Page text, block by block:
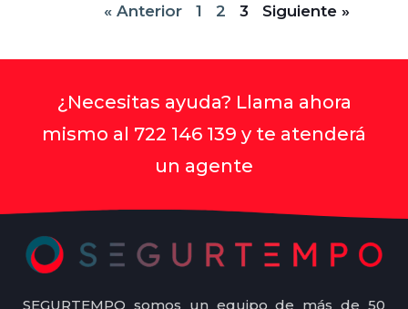
« Anterior 1 2 3 Siguiente »
¿Necesitas ayuda? Llama ahora
mismo al 722 146 139 y te atenderá
un agente
SEGURTEMPO somos un equipo de más de 50